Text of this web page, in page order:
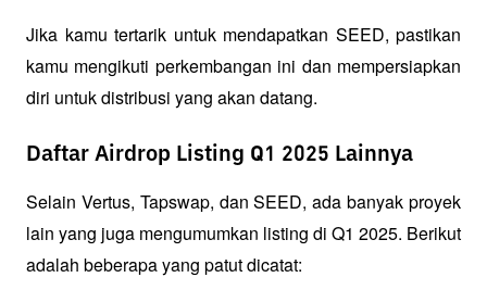
Jika kamu tertarik untuk mendapatkan SEED, pastikan
kamu mengikuti perkembangan ini dan mempersiapkan
diri untuk distribusi yang akan datang.
Daftar Airdrop Listing Q1 2025 Lainnya
Selain Vertus, Tapswap, dan SEED, ada banyak proyek
lain yang juga mengumumkan listing di Q1 2025. Berikut
adalah beberapa yang patut dicatat: